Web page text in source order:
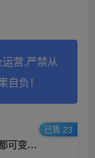
营,严禁从
负！
全新蓝海项目 小样经济大牌小样 线上和线下都可变现 月入2W+
已售 23